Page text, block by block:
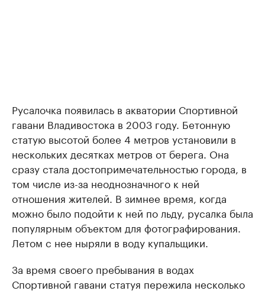
Русалочка появилась в акватории Спортивной
гавани Владивостока в 2003 году. Бетонную
статую высотой более 4 метров установили в
нескольких десятках метров от берега. Она
сразу стала достопримечательностью города, в
том числе из-за неоднозначного к ней
отношения жителей. В зимнее время, когда
можно было подойти к ней по льду, русалка была
популярным объектом для фотографирования.
Летом с нее ныряли в воду купальщики.
За время своего пребывания в водах
Спортивной гавани статуя пережила несколько